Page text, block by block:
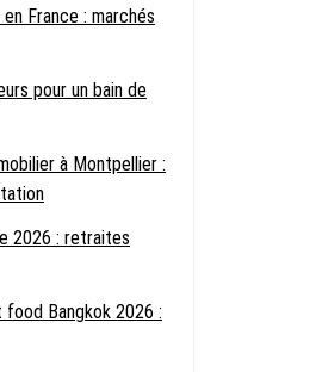
France : marchés
pour un bain de
à Montpellier :
2026 : retraites
Bangkok 2026 :